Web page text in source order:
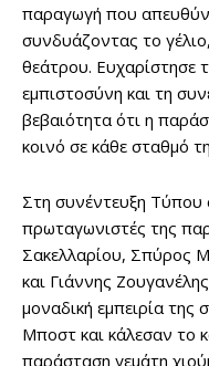
παραγωγή που
συνδυάζοντας το
θεάτρου. Ευχαρίστησε
εμπιστοσύνη και τη
βεβαιότητα ότι η
κοινό σε κάθε σταθμό
Στη συνέντευξη Τύπου
πρωταγωνιστές της
Σακελλαρίου, Σπύρος
και Γιάννης
μοναδική εμπειρία
Μποστ και κάλεσαν το
παράσταση γεμάτη